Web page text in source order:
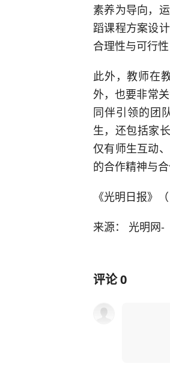
素养为导向，
蹈课程方案设
合理性与可行
此外，教师在
外，也要非常
同伴引领的团
生，还包括家
仅有师生互动
的合作精神与
《光明日报》
来源： 光明网-
评论0